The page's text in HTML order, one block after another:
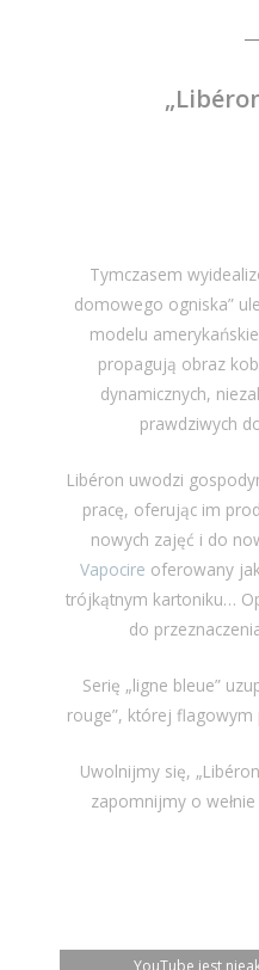
Tymczasem
domowego ogniska”
modelu
propagują obraz
dynamicznych,
prawdziwych
Libéron uwodzi
pracę, oferując im
nowych zajęć i do
Vapocire oferowany
trójkątnym kartoniku…
do
Serię „ligne bleue”
rouge”, której flagowym
Uwolnijmy się,
zapomnijmy o
YouTube jest